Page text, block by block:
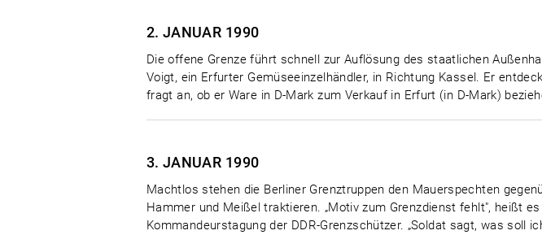
2. JANUAR 1990
Die offene Grenze führt schnell zur Auflösung des staatlichen
Voigt, ein Erfurter Gemüseeinzelhändler, in Richtung Kassel. Er
fragt an, ob er Ware in D-Mark zum Verkauf in Erfurt (in D-Mark)
3. JANUAR 1990
Machtlos stehen die Berliner Grenztruppen den Mauerspechten
Hammer und Meißel traktieren. „Motiv zum Grenzdienst fehlt", heißt
Kommandeurstagung der DDR-Grenzschützer. „Soldat sagt, was soll